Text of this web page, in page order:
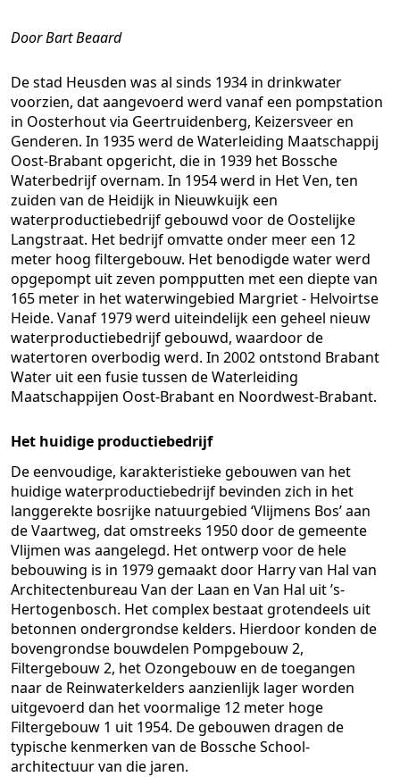
Door Bart Beaard
De stad Heusden was al sinds 1934 in drinkwater
voorzien, dat aangevoerd werd vanaf een pompstation
in Oosterhout via Geertruidenberg, Keizersveer en
Genderen. In 1935 werd de Waterleiding Maatschappij
Oost-Brabant opgericht, die in 1939 het Bossche
Waterbedrijf overnam. In 1954 werd in Het Ven, ten
zuiden van de Heidijk in Nieuwkuijk een
waterproductiebedrijf gebouwd voor de Oostelijke
Langstraat. Het bedrijf omvatte onder meer een 12
meter hoog filtergebouw. Het benodigde water werd
opgepompt uit zeven pompputten met een diepte van
165 meter in het waterwingebied Margriet - Helvoirtse
Heide. Vanaf 1979 werd uiteindelijk een geheel nieuw
waterproductiebedrijf gebouwd, waardoor de
watertoren overbodig werd. In 2002 ontstond Brabant
Water uit een fusie tussen de Waterleiding
Maatschappijen Oost-Brabant en Noordwest-Brabant.
Het huidige productiebedrijf
De eenvoudige, karakteristieke gebouwen van het
huidige waterproductiebedrijf bevinden zich in het
langgerekte bosrijke natuurgebied ‘Vlijmens Bos’ aan
de Vaartweg, dat omstreeks 1950 door de gemeente
Vlijmen was aangelegd. Het ontwerp voor de hele
bebouwing is in 1979 gemaakt door Harry van Hal van
Architectenbureau Van der Laan en Van Hal uit ’s-
Hertogenbosch. Het complex bestaat grotendeels uit
betonnen ondergrondse kelders. Hierdoor konden de
bovengrondse bouwdelen Pompgebouw 2,
Filtergebouw 2, het Ozongebouw en de toegangen
naar de Reinwaterkelders aanzienlijk lager worden
uitgevoerd dan het voormalige 12 meter hoge
Filtergebouw 1 uit 1954. De gebouwen dragen de
typische kenmerken van de Bossche School-
architectuur van die jaren.